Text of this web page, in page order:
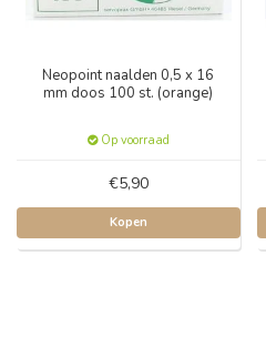
Neopoint naalden 0,5 x 16
mm doos 100 st. (orange)
Op voorraad
€5,90
Kopen